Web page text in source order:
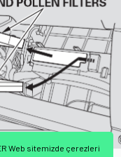
Web sitemizde çerezleri